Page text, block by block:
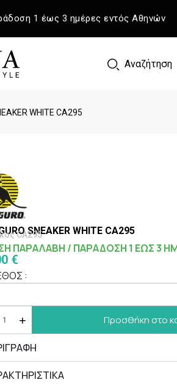
1 έως 3 ημέρες εντός Αθηνών
Αναζήτηση
WHITE CA295
SNEAKER WHITE CA295
CA295
ΠΑΡΑΛΑΒΗ / ΠΑΡΑΔΟΣΗ 1 ΕΩΣ 3
€
:
+ Προσθήκη στο